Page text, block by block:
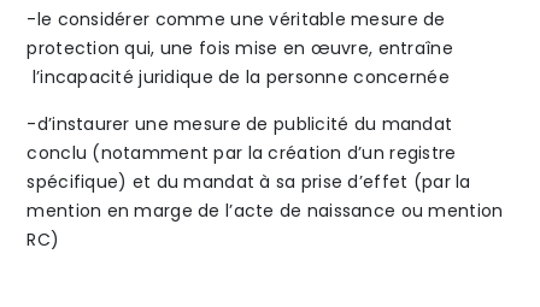
-le considérer comme une véritable mesure de
protection qui, une fois mise en œuvre, entraîne
l’incapacité juridique de la personne concernée
-d’instaurer une mesure de publicité du mandat
conclu (notamment par la création d’un registre
spécifique) et du mandat à sa prise d’effet (par la
mention en marge de l’acte de naissance ou mention
RC)